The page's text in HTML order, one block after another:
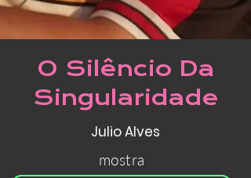
O Silêncio Da
Singularidade
Julio Alves
mostra